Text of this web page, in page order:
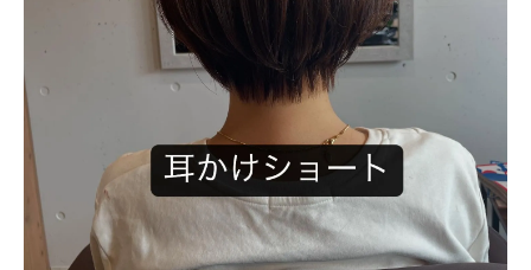
美容室だから実感できるショートの再現性
美容室のカウンセリングで理想を叶える方
美容室が考える大人ショートのトレンド
大人女性に人気のショートが得意な美容室紹介
美容室で大人女性に愛されるショートヘア
とは